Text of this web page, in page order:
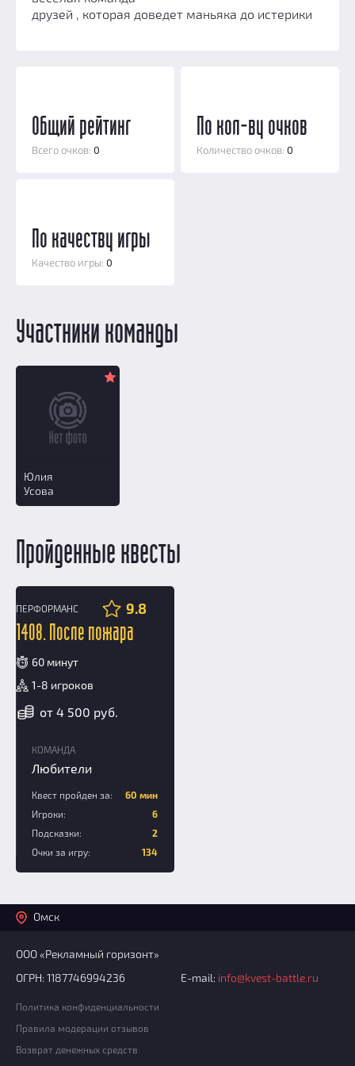
Добавить квест
друзей , которая доведет маньяка до истерики
Общий рейтинг
Всего очков: 0
По кол-ву очков
Количество очков:0
По качеству игры
Качество игры: 0
Участники команды
Юлия
Усова
Пройденные квесты
ПЕРФОРМАНС 9.8
1408. После пожара
60 минут
1-8 игроков
от 4 500 руб.
КОМАНДА
Любители
Квест пройден за:
60 мин
Игроки:
6
Подсказки:
2
Очки за игру:
134
Омск
ООО «Рекламный горизонт»
ОГРН: 1187746994236
E-mail: info@kvest-battle.ru
Политика конфиденциальности
Правила модерации отзывов
Возврат денежных средств